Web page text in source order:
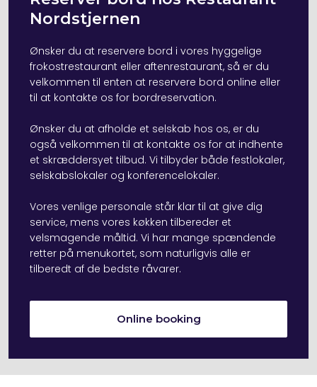
Nordstjernen
Ønsker du at reservere bord i vores hyggelige
frokostrestaurant eller aftenrestaurant, så er du
velkommen til enten at reservere bord online eller
til at kontakte os for bordreservation.
​Ønsker du at afholde et selskab hos os, er du
også velkommen til at kontakte os for at indhente
et skræddersyet tilbud. Vi tilbyder både festlokaler,
selskabslokaler og konferencelokaler.
​Vores venlige personale står klar til at give dig
service, mens vores køkken tilbereder et
velsmagende måltid. Vi har mange spændende
retter på menukortet, som naturligvis alle er
tilberedt af de bedste råvarer.
Online booking